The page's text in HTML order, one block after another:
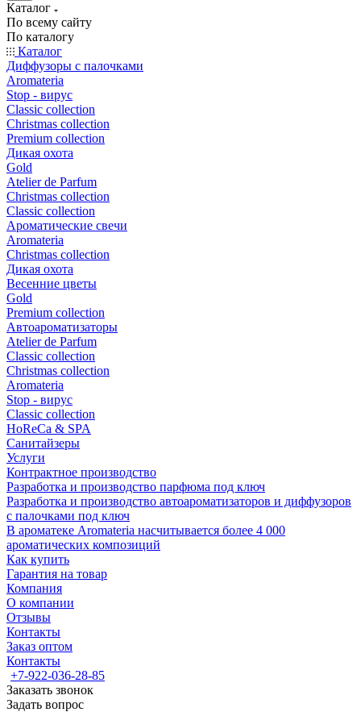
Каталог
По всему сайту
По каталогу
Каталог
Диффузоры с палочками
Aromateria
Stop - вирус
Сlassic collection
Сhristmas collection
Premium collection
Дикая охота
Gold
Atelier de Parfum
Christmas collection
Classic collection
Ароматические свечи
Aromateria
Сhristmas collection
Дикая охота
Весенние цветы
Gold
Premium collection
Автоароматизаторы
Atelier de Parfum
Classic collection
Christmas collection
Aromateria
Stop - вирус
Сlassic collection
HoReCa & SPA
Санитайзеры
Услуги
Контрактное производство
Разработка и производство парфюма под ключ
Разработка и производство автоароматизаторов и диффузоров
с палочками под ключ
В ароматеке Aromateria насчитывается более 4 000
ароматических композиций
Как купить
Гарантия на товар
Компания
О компании
Отзывы
Контакты
Заказ оптом
Контакты
+7-922-036-28-85
Заказать звонок
Задать вопрос